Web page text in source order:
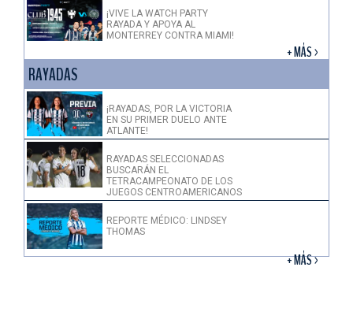
¡VIVE LA WATCH PARTY
RAYADA Y APOYA AL
MONTERREY CONTRA MIAMI!
+ MÁS >
RAYADAS
¡RAYADAS, POR LA VICTORIA
EN SU PRIMER DUELO ANTE
ATLANTE!
RAYADAS SELECCIONADAS
BUSCARÁN EL
TETRACAMPEONATO DE LOS
JUEGOS CENTROAMERICANOS
REPORTE MÉDICO: LINDSEY
THOMAS
+ MÁS >